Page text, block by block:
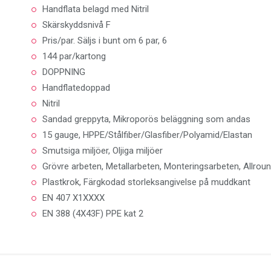
Handflata belagd med Nitril
Skärskyddsnivå F
Pris/par. Säljs i bunt om 6 par, 6
144 par/kartong
DOPPNING
Handflatedoppad
Nitril
Sandad greppyta, Mikroporös beläggning som andas
15 gauge, HPPE/Stålfiber/Glasfiber/Polyamid/Elastan
Smutsiga miljöer, Oljiga miljöer
Grövre arbeten, Metallarbeten, Monteringsarbeten,
Plastkrok, Färgkodad storleksangivelse på muddkant
EN 407 X1XXXX
EN 388 (4X43F) PPE kat 2